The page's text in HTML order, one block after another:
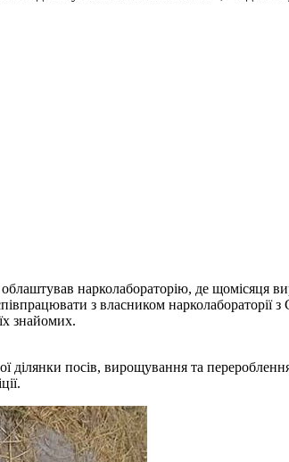
нарколабораторію, де щомісяця
з власником нарколабораторії
знайомих.
ділянки посів, вирощування та